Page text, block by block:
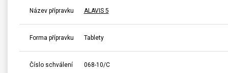
Název přípravku ALAVIS 5
Forma přípravku Tablety
Číslo schválení 068-10/C